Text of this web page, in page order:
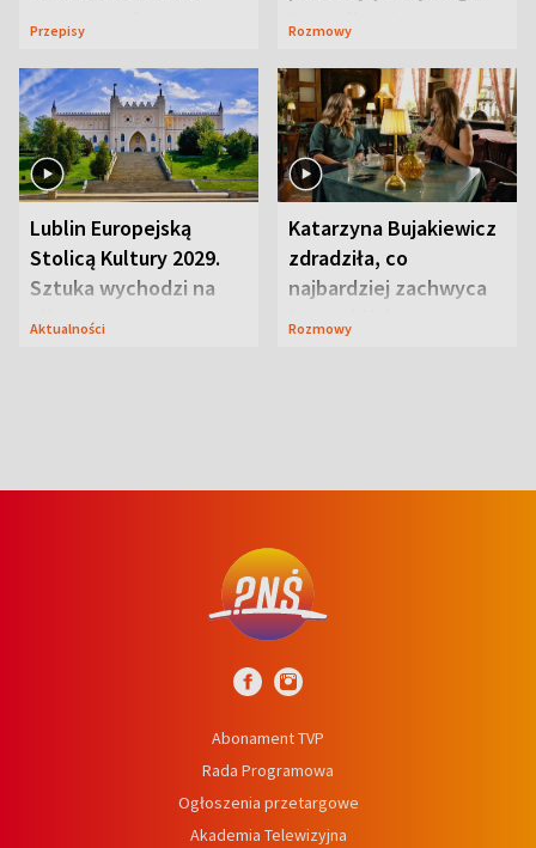
serowy zachwyca
Przepisy
Te stylizacje
Rozmowy
Lublin Europejską
Stolicą Kultury 2029.
Sztuka wychodzi na
ulice
Aktualności
Katarzyna Bujakiewicz
zdradziła, co
najbardziej zachwyca
ją w Lublinie
Rozmowy
Abonament TVP
Rada Programowa
Ogłoszenia przetargowe
Akademia Telewizyjna